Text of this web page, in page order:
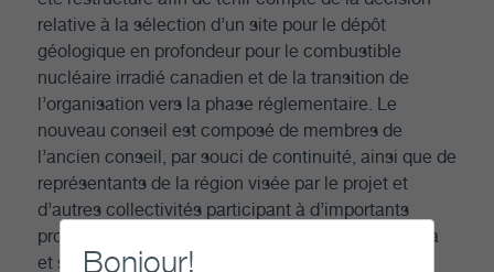
relative à la sélection d’un site pour le dépôt
géologique en profondeur pour le combustible
nucléaire irradié canadien et de la transition de
l’organisation vers la phase réglementaire. Le
nouveau conseil est composé de membres de
l’ancien conseil, par souci de continuité, ainsi que de
représentants de la région visée par le projet et
d’autres collectivités participant à d’importants
projets de l’industrie nucléaire. Le conseil évoluera
et s’agrandira à mesure que la SGDN poursuivra
Bonjour!